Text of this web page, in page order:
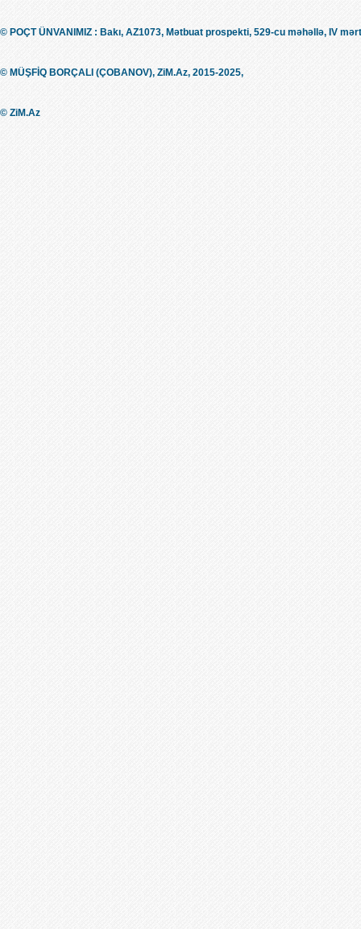
© POÇT ÜNVANIMIZ : Bakı, AZ1073, Mətbuat prospekti, 529-cu məhəllə, IV
© MÜŞFİQ BORÇALI (ÇOBANOV), ZiM.Az, 2015-2025,
© ZiM.Az